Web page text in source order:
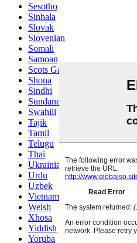
Sesotho
Sinhala
Slovak
Slovenian
Somali
Samoan
Scots Gaelic
Shona
Sindhi
Sundanese
Swahili
Tajik
Tamil
Telugu
Thai
Ukrainian
Urdu
Uzbek
Vietnamese
Welsh
Xhosa
Yiddish
Yoruba